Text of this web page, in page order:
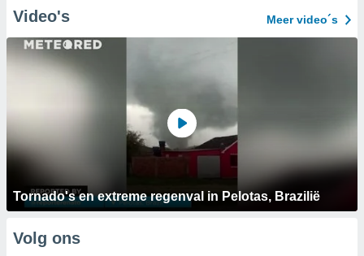
Video's Meer video´s
Tornado's en extreme regenval in Pelotas, Brazilië
Volg ons